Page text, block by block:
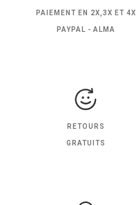
PAIEMENT EN 2X,3X ET 4X
PAYPAL - ALMA
RETOURS
GRATUITS